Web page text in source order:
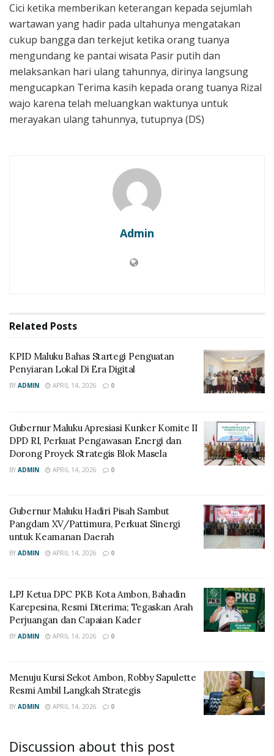
Cici ketika memberikan keterangan kepada sejumlah
wartawan yang hadir pada ultahunya mengatakan
cukup bangga dan terkejut ketika orang tuanya
mengundang ke pantai wisata Pasir putih dan
melaksankan hari ulang tahunnya, dirinya langsung
mengucapkan Terima kasih kepada orang tuanya Rizal
wajo karena telah meluangkan waktunya untuk
merayakan ulang tahunnya, tutupnya (DS)
Admin
Related Posts
KPID Maluku Bahas Startegi Penguatan
Penyiaran Lokal Di Era Digital
BY ADMIN APRIL 14, 2026 0
Gubernur Maluku Apresiasi Kunker Komite II
DPD RI, Perkuat Pengawasan Energi dan
Dorong Proyek Strategis Blok Masela
BY ADMIN APRIL 14, 2026 0
Gubernur Maluku Hadiri Pisah Sambut
Pangdam XV/Pattimura, Perkuat Sinergi
untuk Keamanan Daerah
BY ADMIN APRIL 14, 2026 0
LPJ Ketua DPC PKB Kota Ambon, Bahadin
Karepesina, Resmi Diterima; Tegaskan Arah
Perjuangan dan Capaian Kader
BY ADMIN APRIL 14, 2026 0
Menuju Kursi Sekot Ambon, Robby Sapulette
Resmi Ambil Langkah Strategis
BY ADMIN APRIL 14, 2026 0
Discussion about this post